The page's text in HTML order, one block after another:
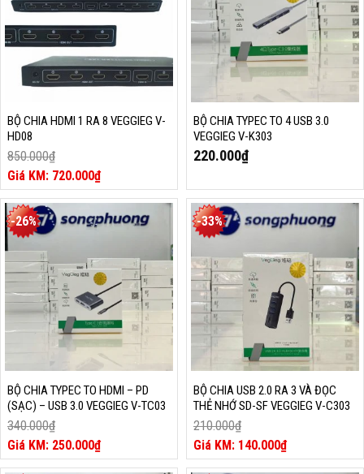
BỘ CHIA HDMI 1 RA 8 VEGGIEG V-
HD08
850.000₫
Giá
gốc
là:
850.000₫.
720.000₫
Giá
hiện
tại
là:
720.000₫.
BỘ CHIA TYPEC TO 4 USB 3.0
VEGGIEG V-K303
220.000₫
-26%
BỘ CHIA TYPEC TO HDMI – PD
(SẠC) – USB 3.0 VEGGIEG V-TC03
340.000₫
Giá
gốc
250.000₫
Giá
-33%
BỘ CHIA USB 2.0 RA 3 VÀ ĐỌC
THẺ NHỚ SD-SF VEGGIEG V-C303
210.000₫
Giá
gốc
140.000₫
Giá